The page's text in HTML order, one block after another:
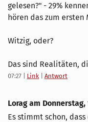
gelesen?" - 29%
hören das zum ersten
Witzig, oder?
Das sind Realitäten,
07:27 Link Antwort
Lorag am Donnerstag,
Es stimmt schon,